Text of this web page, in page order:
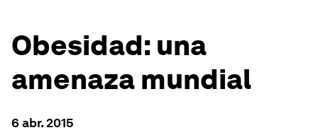
Obesidad: una
amenaza mundial
6 abr. 2015